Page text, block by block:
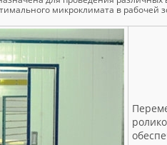
микроклимата в